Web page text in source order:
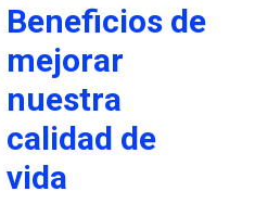
Beneficios de
mejorar
nuestra
calidad de
vida